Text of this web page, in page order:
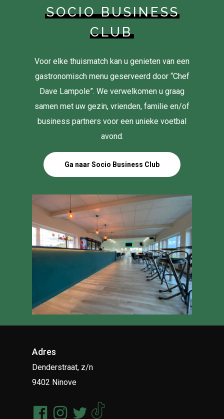
SOCIO BUSINESS
CLUB
Voor elke thuismatch kan u genieten van een
gastronomisch menu geserveerd door “Chef
Dave Lampole”. We verwelkomen u graag
samen met uw gezin, vrienden, familie en/of
business partners voor een unieke voetbal
avond.
Ga naar Socio Business Club
Adres
Denderstraat, z/n
9402 Ninove